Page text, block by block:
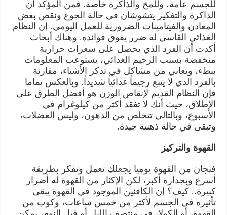
للجسم عامة، وللمخ والذاكرة خاصة. فمن المؤكد أن
الذاكرة والتفكير يتشوشان في حالة الجوع ونقص بعض
المعادن والفيتامينات الضرورية للعمل اليومي. إن النظام
الغذائي القاسي له ضرر يفوق فوائده. وهناك أبحاث
أكدت أن الفرد الذي يحصل على سعرات حرارية
منخفضة بسبب الرجيم الغذائي، يستوعب المعلومات
ببطء، ويعاني من مشاكل في تذكر الأشياء، مقارنة
بالفرد الذي لا يتبع رجيماً غذائياً شديداً. وبالعكس تماما
فإن النظام القديم لإنقاص الوزن هو أفضل الطرق على
الإطلاق، حيث أنك لا تفقد أكثر من كيلوغرام في
الأسبوع، وبالتالي تتخلص من الدهون، وليس العضلات،
وتبقى في حالة ذهنية جيدة.
القهوة والتركيز
فنجان من القهوة يوميا يجعلك تعمل وتفكر بطريقة
أسرع وبجدارة أكبر، لكن الإكثار من القهوة له أضرار
كبيرة.. كيف؟ إن الكافئين الموجود في القهوة يبقى
تأثيره في الجسم لأكثر من خمس ساعات، وكوب من